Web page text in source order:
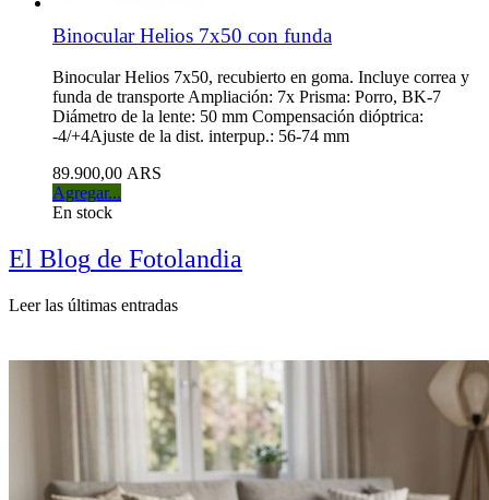
Binocular Helios 7x50 con funda
Binocular Helios 7x50, recubierto en goma. Incluye correa y
funda de transporte Ampliación: 7x Prisma: Porro, BK-7
Diámetro de la lente: 50 mm Compensación dióptrica:
-4/+4Ajuste de la dist. interpup.: 56-74 mm
89.900,00 ARS
Agregar...
En stock
El Blog de Fotolandia
Leer las últimas entradas